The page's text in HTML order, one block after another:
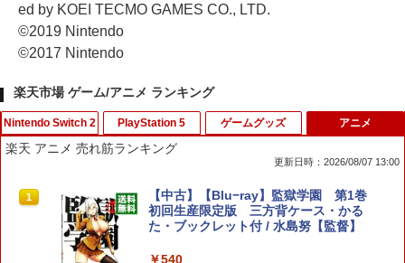
ed by KOEI TECMO GAMES CO., LTD.
©2019 Nintendo
©2017 Nintendo
楽天市場 ゲーム/アニメ ランキング
Nintendo Switch 2
1
【特典】白き鋼鉄のX 1+2 デュアルコレ
クション Nintendo Switch 2 Edition
Switch2版(【初回外付特典】A4クリア
PlayStation 5
1
【中古】コンストラクション シミュレー
ター ゴールドエディションソフト:プレ
イステーション5ソフト／シミュレーシ
ゲームグッズ
1
【即日出荷】ゲーム用アナログスティッ
クカバー すやすや コリラックマ アロー
ン ALG-NS2CAKKZZ
￥972
アニメ
楽天 アニメ 売れ筋ランキング
更新日時：2026/08/07 13:00
1
【中古】【Blu−ray】監獄学園 第1巻
初回生産限定版 三方背ケース・かる
た・ブックレット付 / 水島努【監督】
￥540